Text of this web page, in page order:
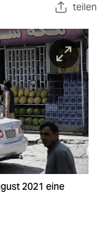
teilen
2021 eine